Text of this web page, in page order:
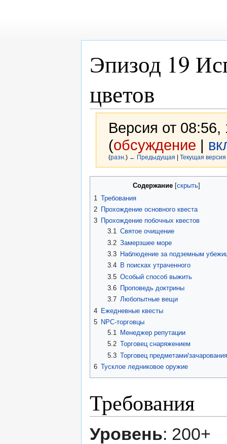
Эпизод 19
цветов
Версия от
(обсуждение |
(разн. ) ← Предыдущая Текущая версия
навигации
поиску
Содержание
1 Требования
2 Прохождение основного квеста
3 Прохождение побочных квестов
3.1 Святое очищение
3.2 Замерзшее море
3.3
Наблюдение за подземным
3.4
В поисках утраченного
3.5 Особый способ выжить
3.6
Проповедь доктрины
3.7 Любопытные вещи
4 Ежедневные квесты
5 NPC-торговцы
5.1
Менеджер репутации
5.2 Торговец снаряжением
5.3 Торговец предметами/
6 Тусклое ледниковое оружие
Требования
Уровень: 200+